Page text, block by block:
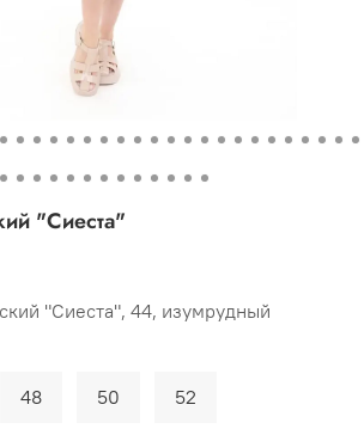
"Сиеста", 44, изумрудный
"Сиеста"
48 50 52